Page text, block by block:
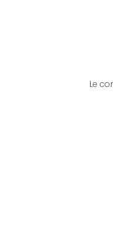
Le